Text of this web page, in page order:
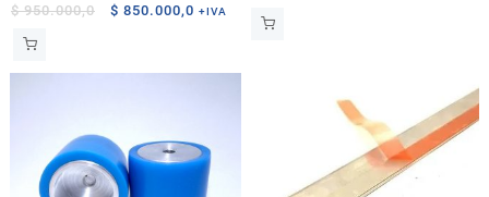
$950.000,0
El
era:
$ 850.000,0 El
es:
+IVA